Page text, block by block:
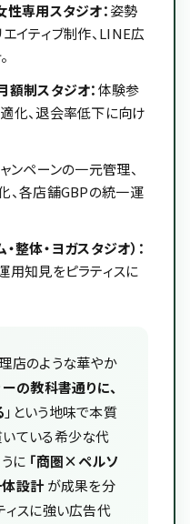
専用スタジオ：姿勢
イティブ制作、LINE広
制スタジオ：体験参
化、退会率低下に向け
ンペーンの一元管理、
、各店舗GBPの統一運
整体・ヨガスタジオ）：
用知見をピラティスに
店のような華やか
の教科書通りに、
」という地味で本質
ている希少な代
に 「商圏×ペルソ
設計が成果を分
ィスに強い広告代